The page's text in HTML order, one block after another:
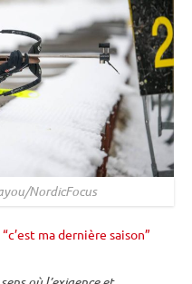
NordicFocus
ma dernière saison”